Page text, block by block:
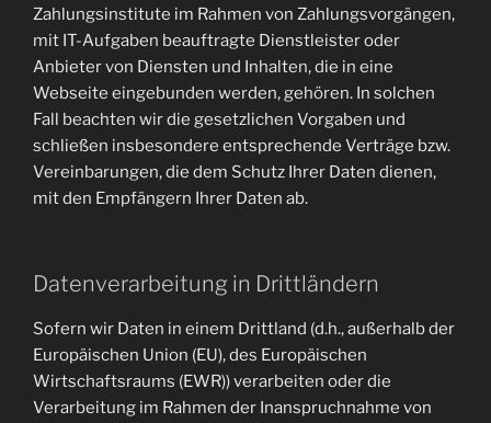
Zahlungsinstitute im Rahmen von Zahlungsvorgängen,
mit IT-Aufgaben beauftragte Dienstleister oder
Anbieter von Diensten und Inhalten, die in eine
Webseite eingebunden werden, gehören. In solchen
Fall beachten wir die gesetzlichen Vorgaben und
schließen insbesondere entsprechende Verträge bzw.
Vereinbarungen, die dem Schutz Ihrer Daten dienen,
mit den Empfängern Ihrer Daten ab.
Datenverarbeitung in Drittländern
Sofern wir Daten in einem Drittland (d.h., außerhalb der
Europäischen Union (EU), des Europäischen
Wirtschaftsraums (EWR)) verarbeiten oder die
Verarbeitung im Rahmen der Inanspruchnahme von